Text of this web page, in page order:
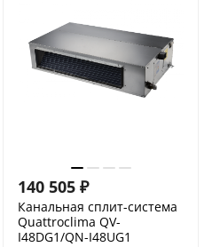
140 505 ₽
Канальная сплит-система
Quattroclima QV-
I48DG1/QN-I48UG1